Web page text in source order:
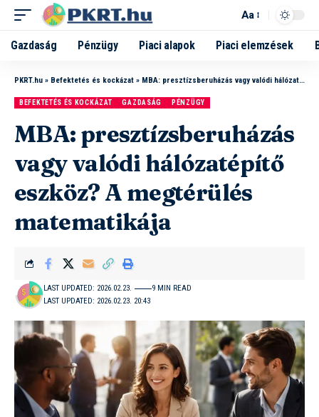
Aa
Gazdaság Pénzügy Piaci alapok Piaci elemzések
PKRT.hu » Befektetés és kockázat » MBA: presztízsberuházás vagy valódi hálózatépítő eszköz? A megtérülés matematikája
BEFEKTETÉS ÉS KOCKÁZAT GAZDASÁG PÉNZÜGY
MBA: presztízsberuházás
vagy valódi hálózatépítő
eszköz? A megtérülés
matematikája
LAST UPDATED: 2026.02.23. 20:43
LAST UPDATED: 2026.02.23. 9 MIN READ